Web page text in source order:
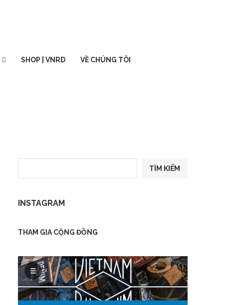
SHOP | VNRD VỀ CHÚNG TÔI
TÌM KIẾM
INSTAGRAM
THAM GIA CỘNG ĐỒNG